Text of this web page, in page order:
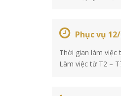
Phục vụ
Thời gian làm việc
Làm việc từ T2 –